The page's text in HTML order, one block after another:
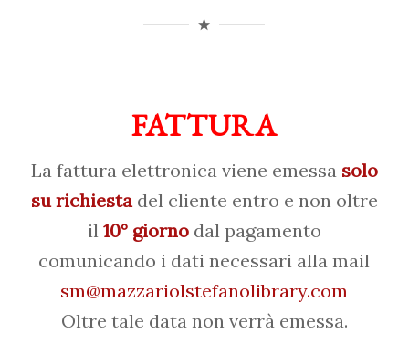
FATTURA
La fattura elettronica viene emessasolo
su richiestadel cliente entro e non oltre
il 10° giornodal pagamento
comunicando i dati necessari alla mail
sm@mazzariolstefanolibrary.com
Oltre tale data non verrà emessa.